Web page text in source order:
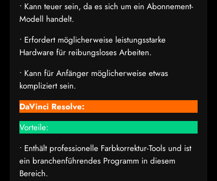
• Kann teuer sein, da es sich um ein Abonnement-
Modell handelt.
• Erfordert möglicherweise leistungsstarke
Hardware für reibungsloses Arbeiten.
• Kann für Anfänger möglicherweise etwas
kompliziert sein.
DaVinci Resolve:
Vorteile:
• Enthält professionelle Farbkorrektur-Tools und ist
ein branchenführendes Programm in diesem
Bereich.